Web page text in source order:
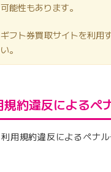
能性もあります。
フト券買取サイトを利用
。
約違反によるペ
用規約違反によるペナ